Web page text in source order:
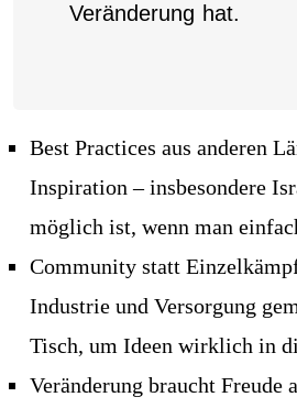
Veränderung hat.
Best Practices aus anderen
Inspiration – insbesondere
möglich ist, wenn man
Community statt
Industrie und Versorgung
Tisch, um Ideen wirklich in
Veränderung braucht Freude